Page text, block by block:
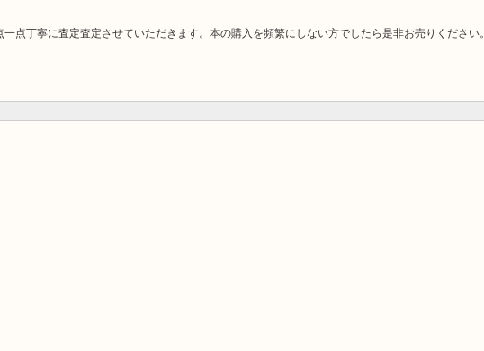
点丁寧に査定査定させていただきます。本の購入を頻繁にしない方でしたら是非お売りください。